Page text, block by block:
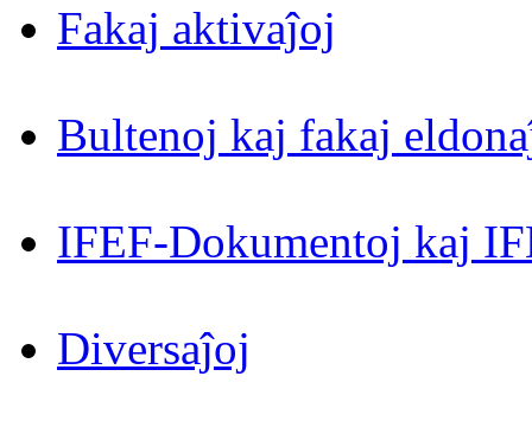
Fakaj aktivaĵoj
Bultenoj kaj fakaj
IFEF-Dokumentoj kaj
Diversaĵoj